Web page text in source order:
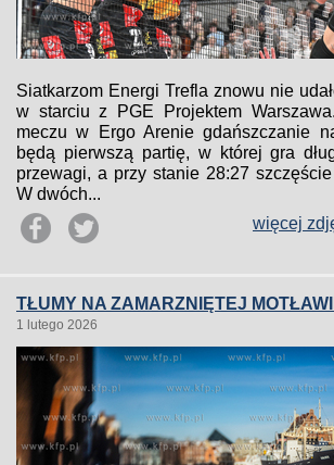
Siatkarzom Energi Trefla znowu nie
w starciu z PGE Projektem
meczu w Ergo Arenie gdańszczanie
będą pierwszą partię, w której gra
przewagi, a przy stanie 28:27
W dwóch...
więcej
TŁUMY NA ZAMARZNIĘTEJ
1 lutego 2026